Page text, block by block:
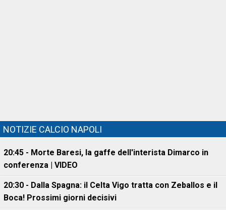
NOTIZIE CALCIO NAPOLI
20:45 - Morte Baresi, la gaffe dell'interista Dimarco in
conferenza | VIDEO
20:30 - Dalla Spagna: il Celta Vigo tratta con Zeballos e il
Boca! Prossimi giorni decisivi